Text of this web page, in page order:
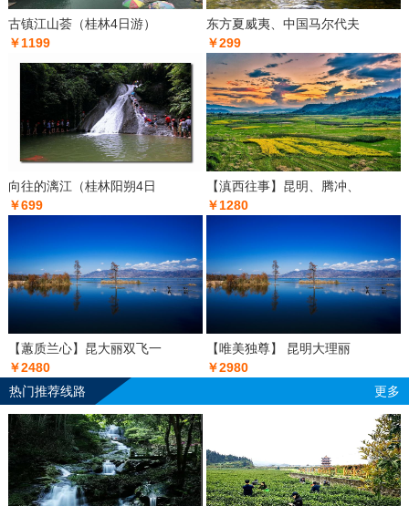
古镇江山荟（桂林4日游）
￥1199
东方夏威夷、中国马尔代夫
￥299
向往的漓江（桂林阳朔4日
￥699
【滇西往事】昆明、腾冲、
￥1280
【蕙质兰心】昆大丽双飞一
￥2480
【唯美独尊】 昆明大理丽
￥2980
热门推荐线路
更多